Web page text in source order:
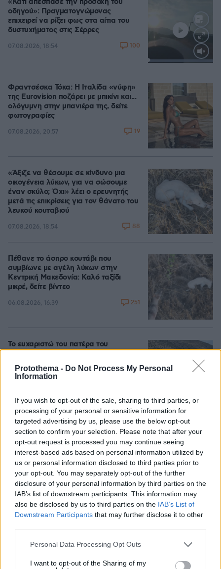
Protothema - Do Not Process My Personal
Information
If you wish to opt-out of the sale, sharing to third parties, or
processing of your personal or sensitive information for
targeted advertising by us, please use the below opt-out
section to confirm your selection. Please note that after your
opt-out request is processed you may continue seeing
interest-based ads based on personal information utilized by
us or personal information disclosed to third parties prior to
your opt-out. You may separately opt-out of the further
disclosure of your personal information by third parties on the
IAB’s list of downstream participants. This information may
also be disclosed by us to third parties on the IAB’s List of
Downstream Participants that may further disclose it to other
Please note that this website/app uses one or more Google
not limited to your visit or usage behaviour. You may click to
Personal Data Processing Opt Outs
I want to opt-out of the Sharing of my
Loaded:
«Κάτι απέσπασε την προσοχή του
οδηγού»: Πραγματογνώμονας
επιχειρεί να ρίξει φως στα αίτια του
δυστυχήματος στις Σέρρες
07.08.2026, 18:54 100
Φραντσέσκα Τόκα: Η Ιταλίδα «νύφη»
της Eurovision ποζάρει με μπικίνι και...
ολόγυμνη στην μπανιέρα της, δείτε
φωτογραφίες
07.08.2026, 20:57 19
«Άξιζε να θέσουμε σε κίνδυνο μια
οικογένεια λύκων, για να σώσουμε
έναν σκύλο; Όχι» λέει ο ερευνητής
μετά τις επικρίσεις για τον θάνατο του
λευκού κουταβιού
07.08.2026, 18:54 88
Πέθανε το άσπρο κουτάβι που
συμβίωνε με αγέλη λύκων στην
Κεντρική Μακεδονία: Καλό ταξίδι
μικρέ, δείτε βίντεο
06.08.2026, 16:39 251
Το ευχαριστώ του πατέρα του
στα Χανιά: «Μας δώσατε αίσθημα
ασφάλειας»
Games
Cut The Rope Northern Heights Candy